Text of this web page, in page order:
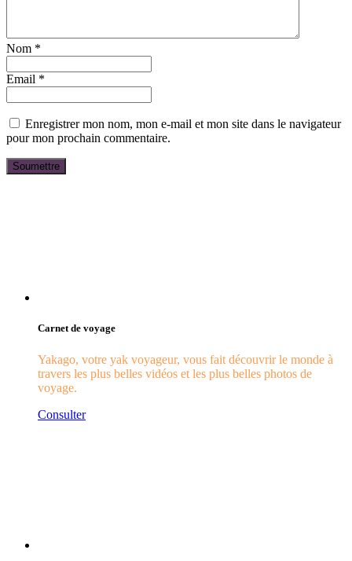
Nom *
Email *
Enregistrer mon nom, mon e-mail et mon site dans le navigateur
pour mon prochain commentaire.
Carnet de voyage
Yakago, votre yak voyageur, vous fait découvrir le monde à
travers les plus belles vidéos et les plus belles photos de
voyage.
Consulter